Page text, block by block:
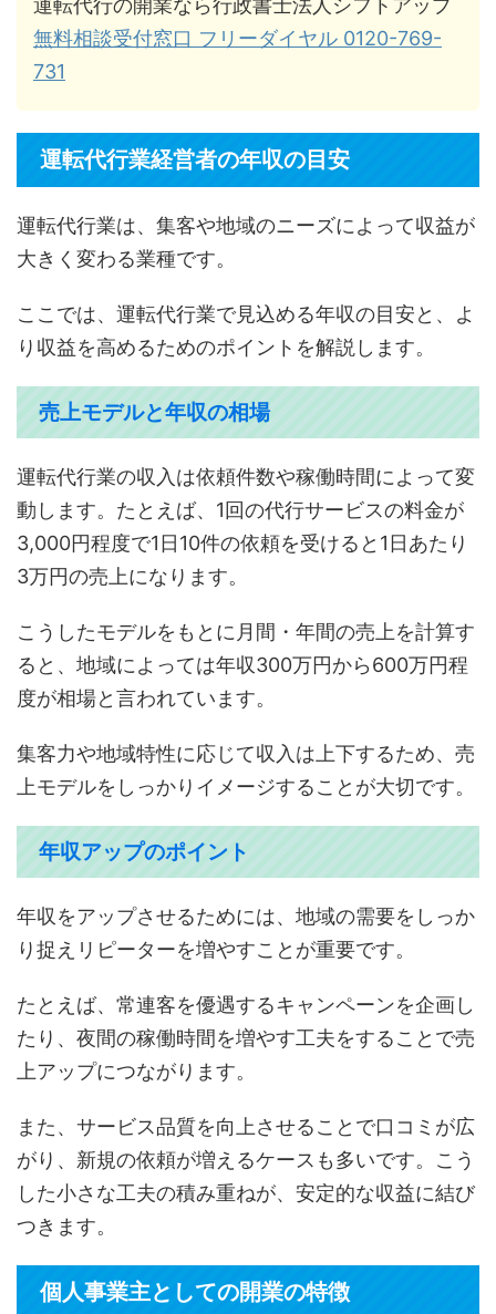
運転代行の開業なら行政書士法人シフトアップ
無料相談受付窓口 フリーダイヤル 0120-769-
731
運転代行業経営者の年収の目安
運転代行業は、集客や地域のニーズによって収益が
大きく変わる業種です。
ここでは、運転代行業で見込める年収の目安と、よ
り収益を高めるためのポイントを解説します。
売上モデルと年収の相場
運転代行業の収入は依頼件数や稼働時間によって変
動します。たとえば、1回の代行サービスの料金が
3,000円程度で1日10件の依頼を受けると1日あたり
3万円の売上になります。
こうしたモデルをもとに月間・年間の売上を計算す
ると、地域によっては年収300万円から600万円程
度が相場と言われています。
集客力や地域特性に応じて収入は上下するため、売
上モデルをしっかりイメージすることが大切です。
年収アップのポイント
年収をアップさせるためには、地域の需要をしっか
り捉えリピーターを増やすことが重要です。
たとえば、常連客を優遇するキャンペーンを企画し
たり、夜間の稼働時間を増やす工夫をすることで売
上アップにつながります。
また、サービス品質を向上させることで口コミが広
がり、新規の依頼が増えるケースも多いです。こう
した小さな工夫の積み重ねが、安定的な収益に結び
つきます。
個人事業主としての開業の特徴